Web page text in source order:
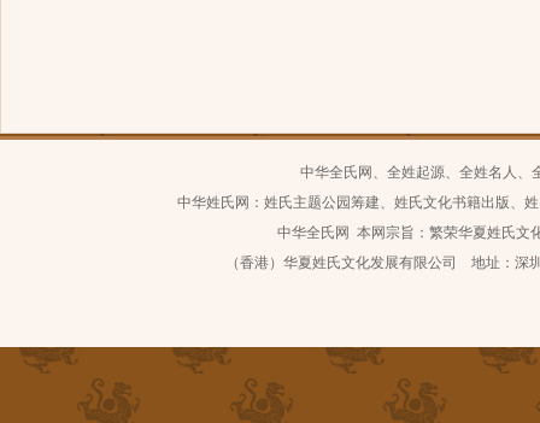
中华全氏网、全姓起源、全姓名人、
中华姓氏网：姓氏主题公园筹建、姓氏文化书籍出版、
中华全氏网 本网宗旨：繁荣华夏姓氏文
（香港）华夏姓氏文化发展有限公司 地址：